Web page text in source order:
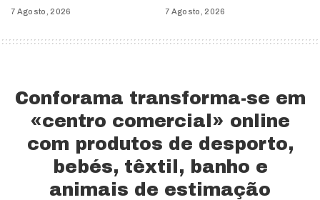
7 Agosto, 2026 7 Agosto, 2026
Conforama transforma-se em
«centro comercial» online
com produtos de desporto,
bebés, têxtil, banho e
animais de estimação